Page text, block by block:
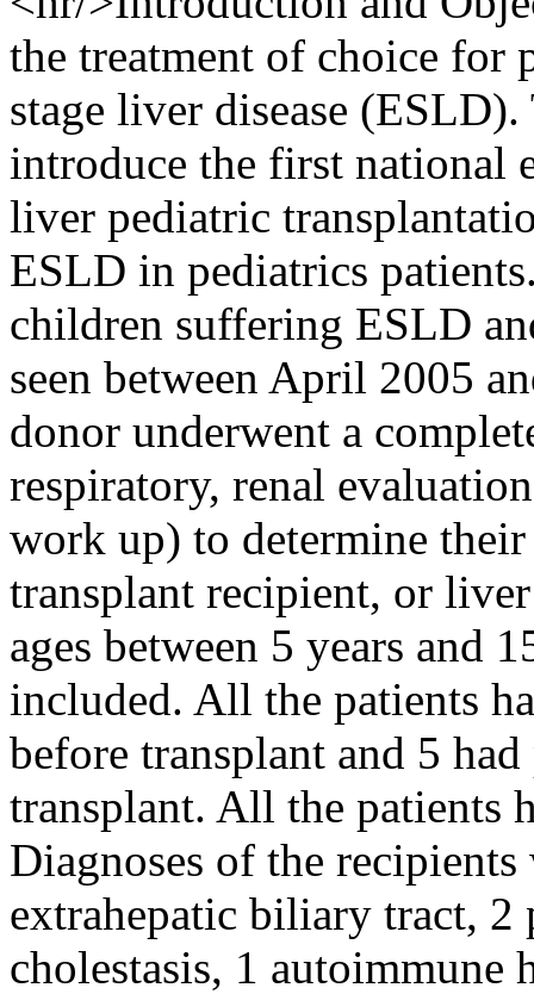
the treatment of choice for
stage liver disease
introduce the first national
liver pediatric
ESLD in pediatrics
children suffering ESLD
seen between April 2005
donor underwent a
respiratory, renal
work up) to determine
transplant recipient, or
ages between 5 years and
included. All the patients
before transplant and 5
transplant. All the patients
Diagnoses of the
extrahepatic biliary tract,
cholestasis, 1